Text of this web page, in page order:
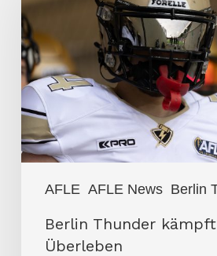
AFLE AFLE News Berlin
kämpft
ums
Überleben
Berlin Thunder
Überleben